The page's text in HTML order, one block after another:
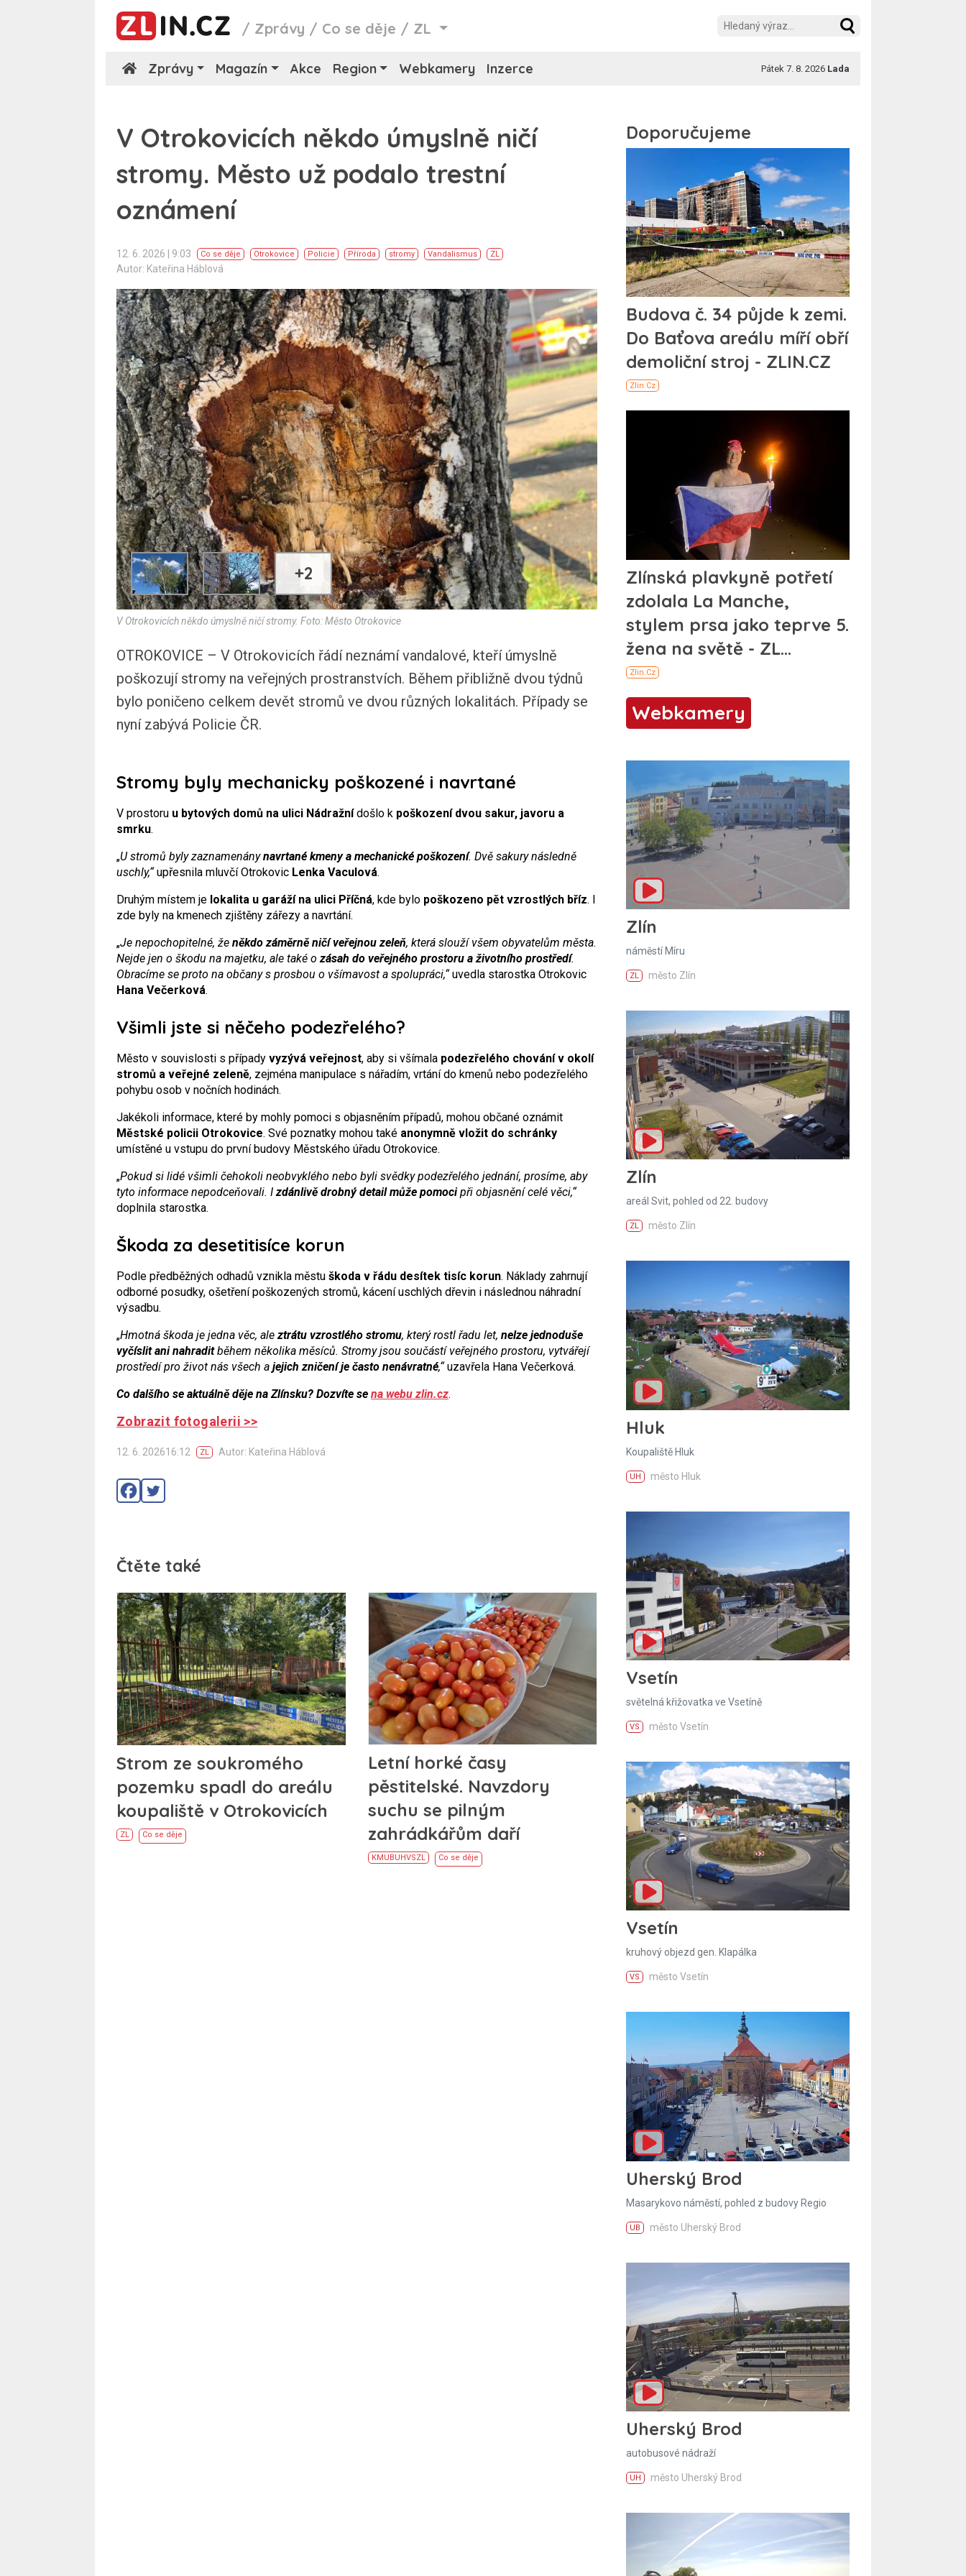
/ Zprávy / Co se děje / ZL
Zprávy Magazín Akce Region Webkamery Inzerce Pátek 7. 8. 2026 Lada
V Otrokovicích někdo úmyslně ničí
stromy. Město už podalo trestní
oznámení
12. 6. 2026 | 9:03 Co se děje Otrokovice Policie Příroda stromy Vandalismus ZL
Autor: Kateřina Háblová
+2
V Otrokovicích někdo úmyslně ničí stromy. Foto: Město Otrokovice
OTROKOVICE – V Otrokovicích řádí neznámí vandalové, kteří úmyslně
poškozují stromy na veřejných prostranstvích. Během přibližně dvou týdnů
bylo poničeno celkem devět stromů ve dvou různých lokalitách. Případy se
nyní zabývá Policie ČR.
Stromy byly mechanicky poškozené i navrtané
V prostoru u bytových domů na ulici Nádražnídošlo k poškození dvou sakur, javoru a
smrku.
„U stromů byly zaznamenánynavrtané kmeny a mechanické poškození. Dvě sakury následně
uschly,“upřesnila mluvčí Otrokovic Lenka Vaculová.
Druhým místem je lokalita u garáží na ulici Příčná, kde bylo poškozeno pět vzrostlých bříz. I
zde byly na kmenech zjištěny zářezy a navrtání.
„Je nepochopitelné, že někdo záměrně ničí veřejnou zeleň, která slouží všem obyvatelům města.
Nejde jen o škodu na majetku, ale také ozásah do veřejného prostoru a životního prostředí.
Obracíme se proto na občany s prosbou o všímavost a spolupráci,“uvedla starostka Otrokovic
Hana Večerková.
Všimli jste si něčeho podezřelého?
Město v souvislosti s případy vyzývá veřejnost, aby si všímala podezřelého chování v okolí
stromů a veřejné zeleně, zejména manipulace s nářadím, vrtání do kmenů nebo podezřelého
pohybu osob v nočních hodinách.
Jakékoli informace, které by mohly pomoci s objasněním případů, mohou občané oznámit
Městské policii Otrokovice. Své poznatky mohou také anonymně vložit do schránky
umístěné u vstupu do první budovy Městského úřadu Otrokovice.
„Pokud si lidé všimli čehokoli neobvyklého nebo byli svědky podezřelého jednání, prosíme, aby
tyto informace nepodceňovali. Izdánlivě drobný detail může pomocipři objasnění celé věci,“
doplnila starostka.
Škoda za desetitisíce korun
Podle předběžných odhadů vznikla městu škoda v řádu desítek tisíc korun. Náklady zahrnují
odborné posudky, ošetření poškozených stromů, kácení uschlých dřevin i následnou náhradní
výsadbu.
„Hmotná škoda je jedna věc, aleztrátu vzrostlého stromu, který rostl řadu let, nelze jednoduše
vyčíslit ani nahraditběhem několika měsíců. Stromy jsou součástí veřejného prostoru, vytvářejí
prostředí pro život nás všech a jejich zničení je často nenávratné,“uzavřela Hana Večerková.
Co dalšího se aktuálně děje na Zlínsku? Dozvíte se na webu zlin.cz.
Zobrazit fotogalerii >>
12. 6. 202616:12 ZL Autor: Kateřina Háblová
Čtěte také
Strom ze soukromého
pozemku spadl do areálu
koupaliště v Otrokovicích
ZL Co se děje
Letní horké časy
pěstitelské. Navzdory
suchu se pilným
zahrádkářům daří
KM UBUHVSZL Co se děje
Webkamery
Zlín
náměstí Míru
ZL město Zlín
Zlín
areál Svit, pohled od 22. budovy
ZL město Zlín
Hluk
Koupaliště Hluk
UH město Hluk
Vsetín
světelná křižovatka ve Vsetíně
VS město Vsetín
Vsetín
kruhový objezd gen. Klapálka
VS město Vsetín
Uherský Brod
Masarykovo náměstí, pohled z budovy Regio
UB město Uherský Brod
Uherský Brod
autobusové nádraží
UH město Uherský Brod